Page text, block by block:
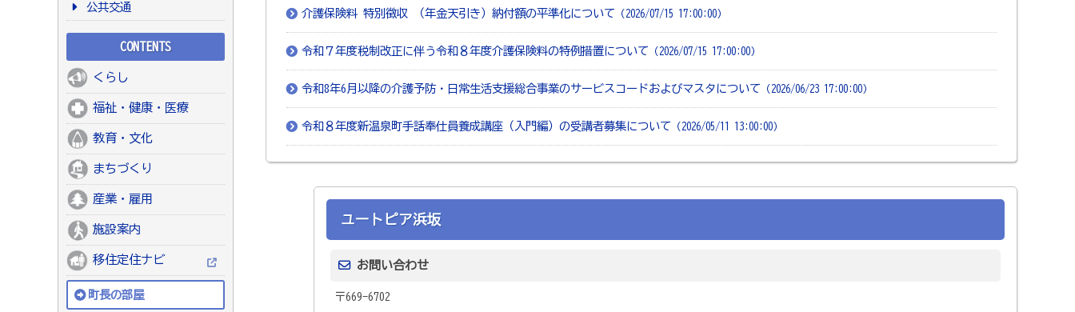
公共交通
CONTENTS
くらし
福祉・健康・医療
教育・文化
まちづくり
産業・雇用
施設案内
移住定住ナビ
町長の部屋
介護保険料 特別徴収 （年金天引き）納付額の平準化について （2026/07/15 17:00:00）
令和７年度税制改正に伴う令和８年度介護保険料の特例措置について （2026/07/15 17:00:00）
令和8年6月以降の介護予防・日常生活支援総合事業のサービスコードおよびマスタについて （2026/06/23 17:00:00）
令和８年度新温泉町手話奉仕員養成講座（入門編）の受講者募集について （2026/05/11 13:00:00）
ユートピア浜坂
お問い合わせ
〒669-6702